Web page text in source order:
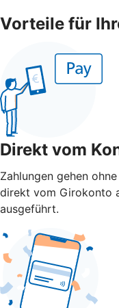
Vorteile für
Direkt vom
Zahlungen gehen
direkt vom Girokonto
ausgeführt.